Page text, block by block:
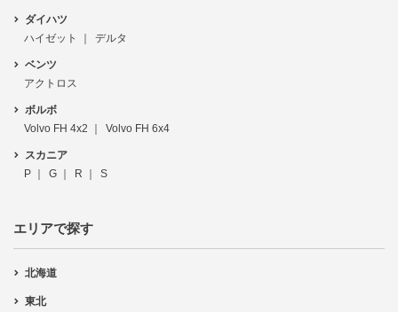
ダイハツ
ハイゼット
デルタ
ベンツ
アクトロス
ボルボ
Volvo FH 4x2
Volvo FH 6x4
スカニア
P
G R S
エリアで探す
北海道
東北